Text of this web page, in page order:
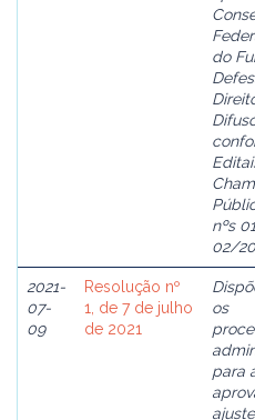
do
nºs
02/
2021-
07-
09
Resolução nº
1, de 7 de julho
de 2021
os
para